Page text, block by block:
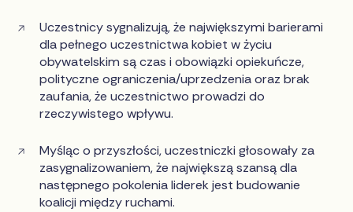
Uczestnicy sygnalizują, że największymi barierami
dla pełnego uczestnictwa kobiet w życiu
obywatelskim są czas i obowiązki opiekuńcze,
polityczne ograniczenia/uprzedzenia oraz brak
zaufania, że uczestnictwo prowadzi do
rzeczywistego wpływu.
Myśląc o przyszłości, uczestniczki głosowały za
zasygnalizowaniem, że największą szansą dla
następnego pokolenia liderek jest budowanie
koalicji między ruchami.